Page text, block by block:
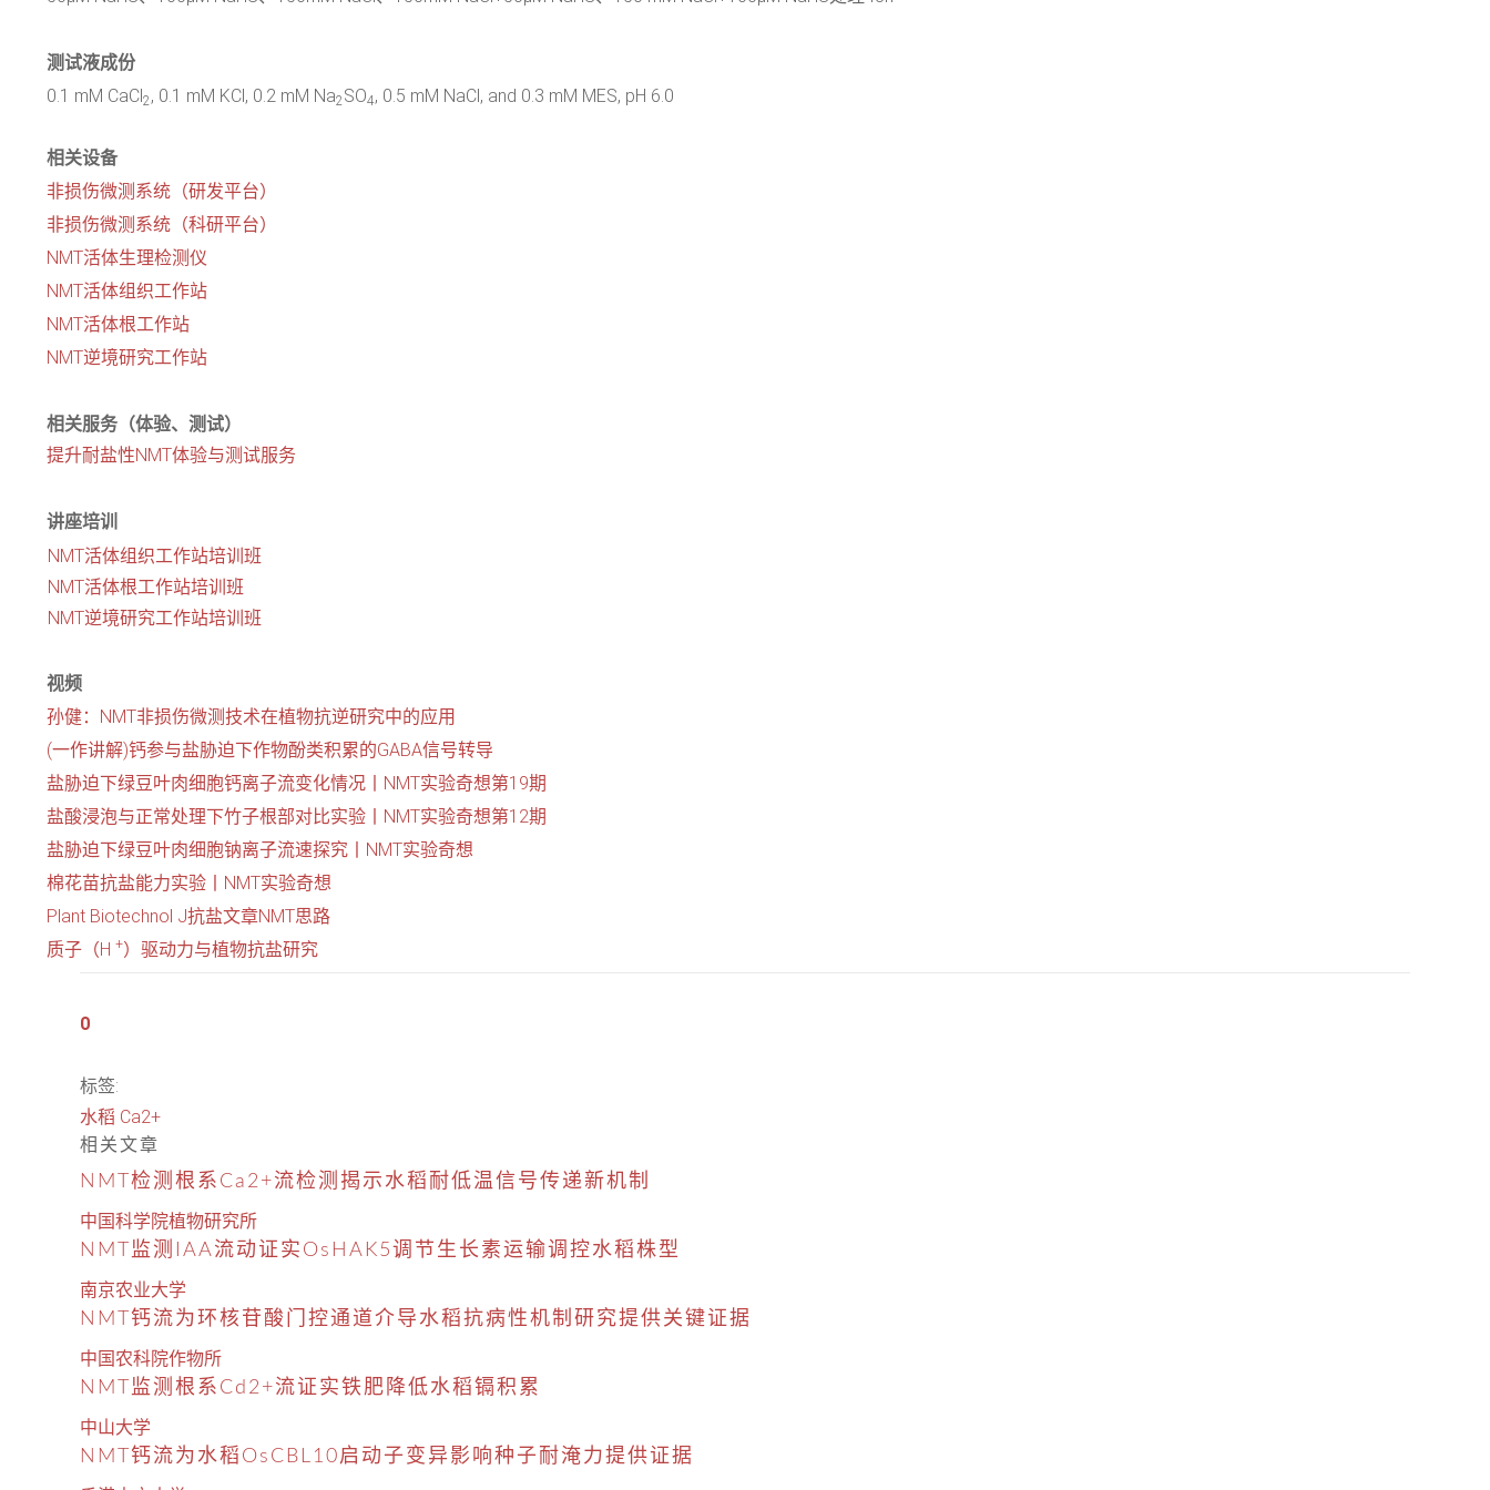
测试液成份
0.1 mM CaCl2, 0.1 mM KCl, 0.2 mM Na2SO4, 0.5 mM NaCl, and 0.3 mM MES, pH 6.0
相关设备
非损伤微测系统（研发平台）
非损伤微测系统（科研平台）
NMT活体生理检测仪
NMT活体组织工作站
NMT活体根工作站
NMT逆境研究工作站
相关服务（体验、测试）
提升耐盐性NMT体验与测试服务
讲座培训
NMT活体组织工作站培训班
NMT活体根工作站培训班
NMT逆境研究工作站培训班
视频
孙健：NMT非损伤微测技术在植物抗逆研究中的应用
(一作讲解)钙参与盐胁迫下作物酚类积累的GABA信号转导
盐胁迫下绿豆叶肉细胞钙离子流变化情况丨NMT实验奇想第19期
盐酸浸泡与正常处理下竹子根部对比实验丨NMT实验奇想第12期
盐胁迫下绿豆叶肉细胞钠离子流速探究丨NMT实验奇想
棉花苗抗盐能力实验丨NMT实验奇想
Plant Biotechnol J抗盐文章NMT思路
质子（H +）驱动力与植物抗盐研究
0
标签:
水稻 Ca2+
相关文章
NMT检测根系Ca2+流检测揭示水稻耐低温信号传递新机制
中国科学院植物研究所
NMT监测IAA流动证实OsHAK5调节生长素运输调控水稻株型
南京农业大学
NMT钙流为环核苷酸门控通道介导水稻抗病性机制研究提供关键证据
中国农科院作物所
NMT监测根系Cd2+流证实铁肥降低水稻镉积累
中山大学
NMT钙流为水稻OsCBL10启动子变异影响种子耐淹力提供证据